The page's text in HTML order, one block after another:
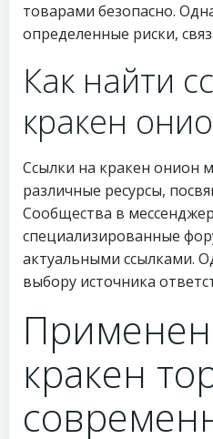
товарами безопасно.
определенные риски,
Как найти
кракен
Ссылки на кракен онион
различные ресурсы,
Сообщества в
специализированные
актуальными ссылками.
выбору источника
кракен